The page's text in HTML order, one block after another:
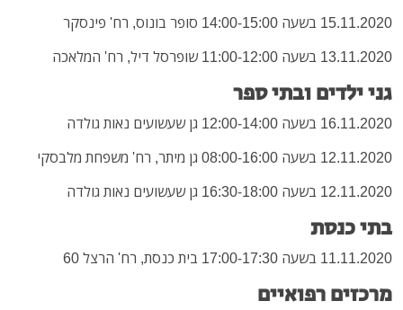
15.11.2020 בשעה 14:00-15:00 סופר בונוס, רח' פינסקר
13.11.2020 בשעה 11:00-12:00 שופרסל דיל, רח' המלאכה
גני ילדים ובתי ספר
16.11.2020 בשעה 12:00-14:00 גן שעשועים נאות גולדה
12.11.2020 בשעה 08:00-16:00 גן מיתר, רח' משפחת מלבסקי
12.11.2020 בשעה 16:30-18:00 גן שעשועים נאות גולדה
בתי כנסת
11.11.2020 בשעה 17:00-17:30 בית כנסת, רח' הרצל 60
מרכזים רפואיים